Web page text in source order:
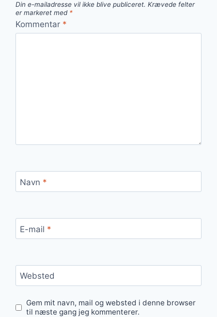
Din e-mailadresse vil ikke blive publiceret. Krævede felter
er markeret med *
Kommentar *
Navn *
E-mail *
Websted
Gem mit navn, mail og websted i denne browser
til næste gang jeg kommenterer.